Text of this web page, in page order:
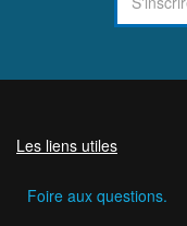
Les liens utiles
Foire aux questions.